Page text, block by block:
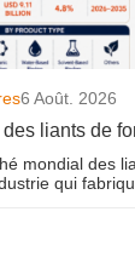
6 Août. 2026
liants de
mondial des
qui